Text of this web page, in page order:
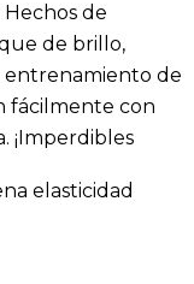
de
de brillo,
entrenamiento de
fácilmente con
¡Imperdibles
elasticidad